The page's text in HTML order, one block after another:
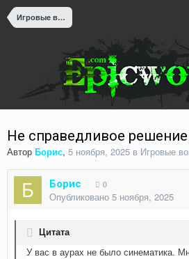
Игровые вопросы
Не справедливое решение
Автор Борис, 5 ноября, 2025 в Игровые
Борис 0
Опубликовано 5 ноября, 2025
Цитата
У вас в аурах не было синематика.